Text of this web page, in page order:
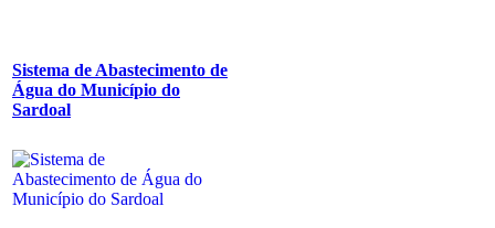
Sistema de Abastecimento de
Água do Município do
Sardoal